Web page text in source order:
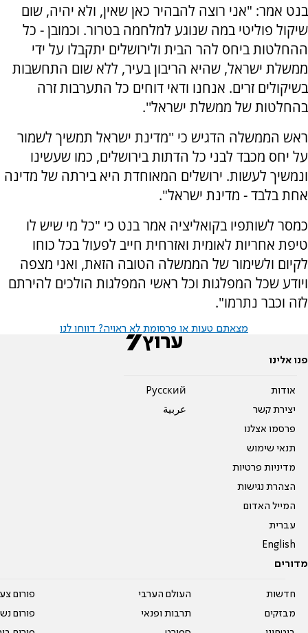
בנט אמר: "אני רוצה להבהיר כאן שאין, ולא יהיה, שום
שיקול פוליטי במה שנוגע למלחמה בטרור. וכמובן - כל
ההחלטות ביחס להר הבית ולירושלים יתקבלו על ידי
ממשלת ישראל, שהיא הריבון בעיר, ללא שום התחשבות
בשיקולים זרים. אנחנו ודאי דוחים כל התערבות זרה
בהחלטות של ממשלת ישראל''.
ראש הממשלה הדגיש כי ''מדינת ישראל תמשיך לשמור
על יחס מכבד לבני כל הדתות בירושלים, כמו שעשינו
ונמשיך לעשות. ירושלים המאוחדת היא בירתה של מדינה
אחת בלבד - מדינת ישראל".
כמסר לשותפיו בקואליציה אמר בנט כי "כל מי שיש לו
טיפת אחריות לאומית ואזרחית חייב לפעול בכל כוחו
לקיום ולשימור של הממשלה הטובה הזאת, ואני מצפה
ויודע שכל המפלגות וכל ראשי המפלגות הולכים להירתם
לזה וכבר נתרמו".
מצאתם טעות או פרסומת לא ראויה? דווחו לנו
פנו אלינו
אודות
יצירת קשר
פרסמו אצלנו
תנאי שימוש
מדיניות פרטיות
הצהרת נגישות
המייל האדום
עברית
English
Pусский
عربية
מדורים
חדשות
מבזקים
העולם הערבי
תרבות ופנאי
פורום
פורום